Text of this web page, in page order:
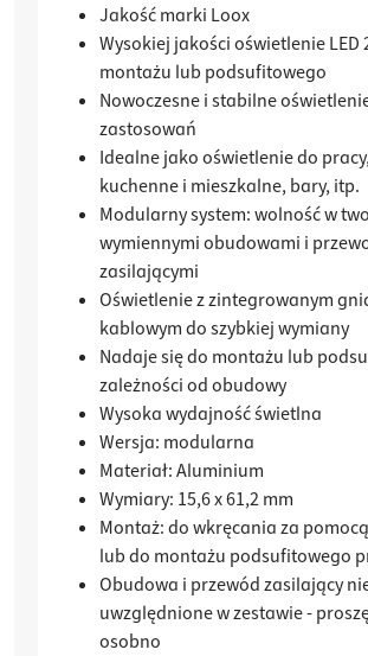
Jakość marki Loox
Wysokiej jakości oświetlenie LED
montażu lub podsufitowego
Nowoczesne i stabilne
zastosowań
Idealne jako oświetlenie do
kuchenne i mieszkalne, bary, itp.
Modularny system: wolność w
wymiennymi obudowami i
zasilającymi
Oświetlenie z zintegrowanym
kablowym do szybkiej wymiany
Nadaje się do montażu lub
zależności od obudowy
Wysoka wydajność świetlna
Wersja: modularna
Materiał: Aluminium
Wymiary: 15,6 x 61,2 mm
Montaż:do wkręcania za
lub do montażu podsufitowego
Obudowa i przewód zasilający
uwzględnione w zestawie -
osobno